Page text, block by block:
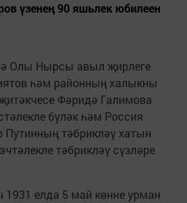
үзенең 90 яшьлек юбилеен
Олы Нырсы авыл җирлеге
һәм районның халыкны
Фәридә Галимова
бүләк һәм Россия
тәбрикләү хатын
тәбрикләү сүзләре
1931 елда 5 май көнне урман